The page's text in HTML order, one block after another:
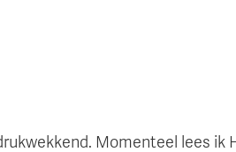
Momenteel lees